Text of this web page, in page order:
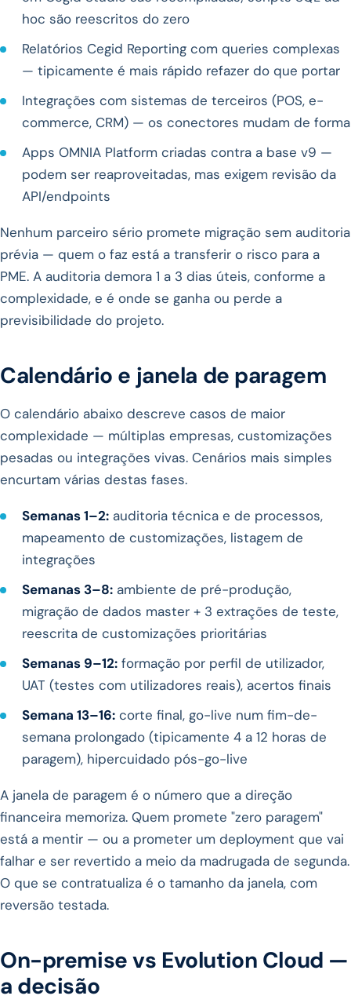
hoc são reescritos do zero
Relatórios Cegid Reporting com queries complexas
— tipicamente é mais rápido refazer do que portar
Integrações com sistemas de terceiros (POS, e-
commerce, CRM) — os conectores mudam de forma
Apps OMNIA Platform criadas contra a base v9 —
podem ser reaproveitadas, mas exigem revisão da
API/endpoints
Nenhum parceiro sério promete migração sem auditoria
prévia — quem o faz está a transferir o risco para a
PME. A auditoria demora 1 a 3 dias úteis, conforme a
complexidade, e é onde se ganha ou perde a
previsibilidade do projeto.
Calendário e janela de paragem
O calendário abaixo descreve casos de maior
complexidade — múltiplas empresas, customizações
pesadas ou integrações vivas. Cenários mais simples
encurtam várias destas fases.
Semanas 1–2: auditoria técnica e de processos,
mapeamento de customizações, listagem de
integrações
Semanas 3–8: ambiente de pré-produção,
migração de dados master + 3 extrações de teste,
reescrita de customizações prioritárias
Semanas 9–12: formação por perfil de utilizador,
UAT (testes com utilizadores reais), acertos finais
Semana 13–16: corte final, go-live num fim-de-
semana prolongado (tipicamente 4 a 12 horas de
paragem), hipercuidado pós-go-live
A janela de paragem é o número que a direção
financeira memoriza. Quem promete "zero paragem"
está a mentir — ou a prometer um deployment que vai
falhar e ser revertido a meio da madrugada de segunda.
O que se contratualiza é o tamanho da janela, com
reversão testada.
On-premise vs Evolution Cloud —
a decisão